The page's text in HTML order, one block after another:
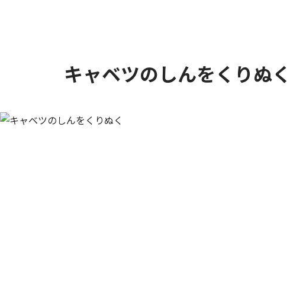
キャベツのしんをくりぬく